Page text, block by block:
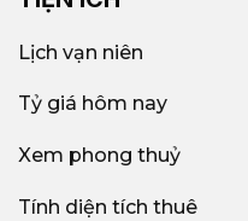
Lịch vạn niên
Tỷ giá hôm nay
Xem phong thuỷ
Tính diện tích thuê